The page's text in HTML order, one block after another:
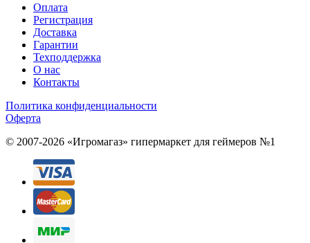
Оплата
Регистрация
Доставка
Гарантии
Техподдержка
О нас
Контакты
Политика конфиденциальности
Оферта
© 2007-2026 «Игромагаз» гипермаркет для геймеров №1